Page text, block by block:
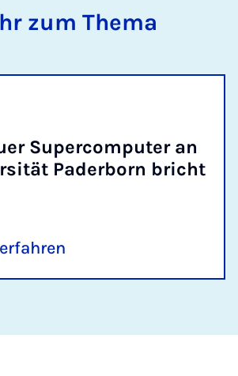
zum Thema
Su­per­com­pu­ter an
Pa­der­born bricht